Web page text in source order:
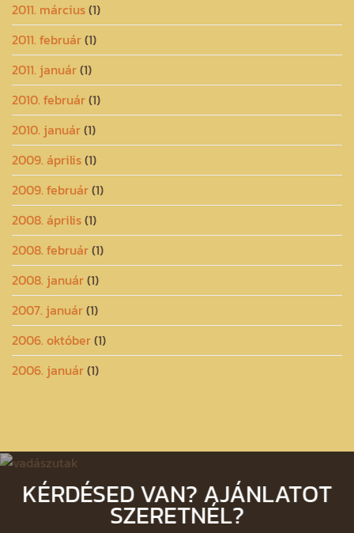
2011. március(1)
2011. február(1)
2011. január(1)
2010. február(1)
2010. január(1)
2009. április(1)
2009. február(1)
2008. április(1)
2008. február(1)
2008. január(1)
2007. január(1)
2006. október(1)
2006. január(1)
KÉRDÉSED VAN? AJÁNLATOT
SZERETNÉL?